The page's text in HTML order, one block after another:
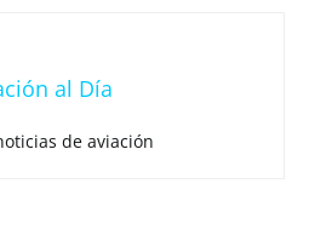
al Día
de aviación